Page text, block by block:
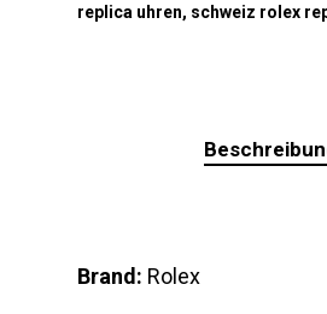
replica uhren, schweiz rolex
Brand: Rolex